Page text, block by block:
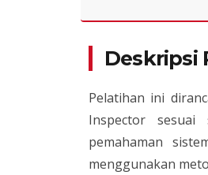
Deskripsi
Pelatihan ini
Inspector sesuai
pemahaman
menggunakan